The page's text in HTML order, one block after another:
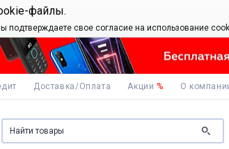
файлы.
подтверждаете свое согласие на использование
Доставка/Оплата Акции % О